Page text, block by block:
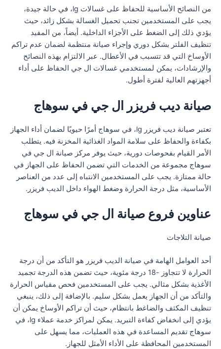
من النصائح الأساسية للحفاظ على غسالات lg، في حالة جيدة،
يجب على المستخدمين تجنب تحميل الغسالة بشكل زائد، حيث
يؤدي ذلك إلى الضغط على الأجزاء الداخلية. أيضاً، من المفيد
تنظيف الفلتر بشكل دوري وإجراء صيانة منتظمة لضمان عدم تراكم
الأوساخ التي قد تتسبب في الأعطال. عبر الالتزام بهذه النصائح
والإرشادات، يمكن لمستخدمي غسالات ال جي الحفاظ على أداء
أجهزتهم العالية لفترة أطول.
صيانة ديب فريزر ال جي في سوهاج
تعتبر صيانة ديب فريزر lg، في سوهاج أمرًا حيويًا لضمان أداء الجهاز
بكفاءة والحفاظ على سلامة المواد الغذائية المخزنة فيه. يتطلب
الأمر القيام بفحوصات دورية، حيث يوفر مركز صيانة ال جي في
سوهاج مجموعة من الخدمات التي تضمن الحفاظ على الجهاز في
حالة ممتازة. يجب على المستخدمين الانتباه إلى عدد من العناصر
الأساسية، مثل درجة الحرارة وضغط الهواء داخل الديب فريزر.
عناوين فروع صيانة ال جي في سوهاج
صيانة التلاجات
أحد العوامل الهامة في صيانة الديب فريزر هو التأكد من أن درجة
الحرارة لا تتجاوز -18 درجة مئوية، حيث تضمن هذه الدرجة تجميد
الأغذية بشكل مثالي. يجب على المستخدمين فحص مقياس الحرارة
والتأكد من أن الجهاز يعمل بشكل سليم. بالإضافة إلى ذلك، ينبغي
تنظيف المكثف والضاغط بانتظام، حيث أن تراكم الأوساخ يمكن أن
يؤدي إلى انخفاض كفاءة التبريد. يمكن لمراكز خدمة عملاء lg، في
سوهاج تقديم المساعدة في هذه العمليات، مما يسهل على
المستخدمين المحافظة على الأداء الأمثل للجهاز.